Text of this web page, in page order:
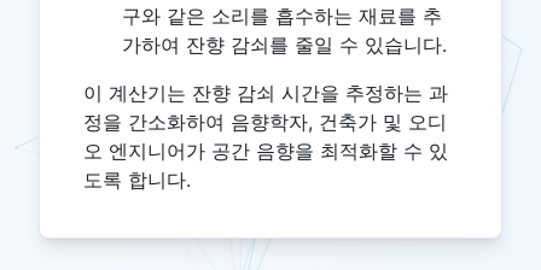
구와 같은 소리를 흡수하는 재료를 추
가하여 잔향 감쇠를 줄일 수 있습니다.
이 계산기는 잔향 감쇠 시간을 추정하는 과
정을 간소화하여 음향학자, 건축가 및 오디
오 엔지니어가 공간 음향을 최적화할 수 있
도록 합니다.